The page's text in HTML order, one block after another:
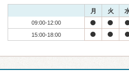
月 火
09:00-12:00
15:00-18:00